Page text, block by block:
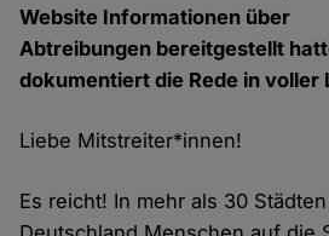
Website Informationen über
Abtreibungen bereitgestellt
dokumentiert die Rede in voller
Liebe Mitstreiter*innen!
Es reicht! In mehr als 30